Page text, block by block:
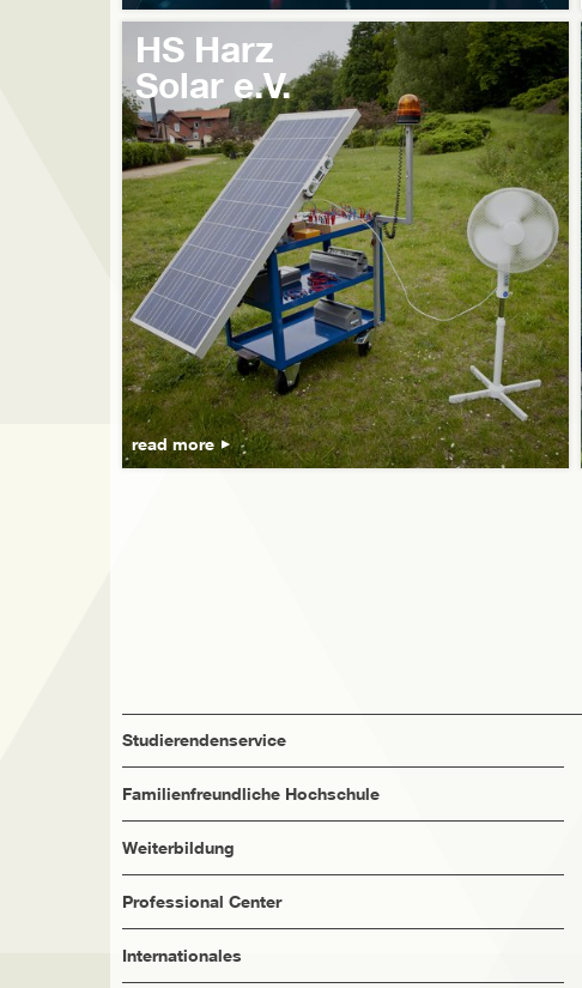
HS Harz
Solar e.V.
read more
Studierendenservice
Familienfreundliche Hochschule
Weiterbildung
Professional Center
Internationales